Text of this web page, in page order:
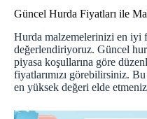
Güncel Hurda Fiyatları ile
Hurda malzemelerinizi en iyi
değerlendiriyoruz. Güncel
piyasa koşullarına göre
fiyatlarımızı görebilirsiniz.
en yüksek değeri elde